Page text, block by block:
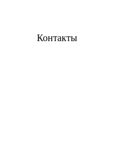
Контакты